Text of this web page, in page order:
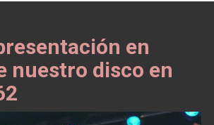
en
nuestro disco en